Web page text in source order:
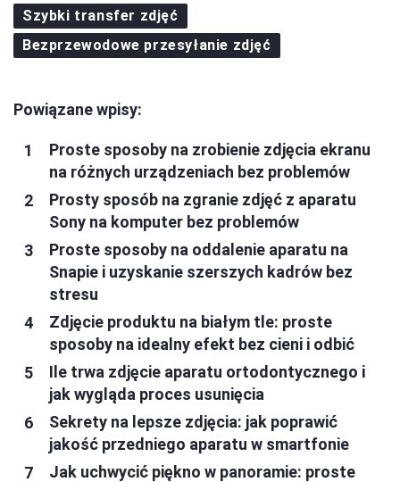
Szybki transfer zdjęć
Bezprzewodowe przesyłanie zdjęć
Powiązane wpisy:
Proste sposoby na zrobienie zdjęcia ekranu
na różnych urządzeniach bez problemów
Prosty sposób na zgranie zdjęć z aparatu
Sony na komputer bez problemów
Proste sposoby na oddalenie aparatu na
Snapie i uzyskanie szerszych kadrów bez
stresu
Zdjęcie produktu na białym tle: proste
sposoby na idealny efekt bez cieni i odbić
Ile trwa zdjęcie aparatu ortodontycznego i
jak wygląda proces usunięcia
Sekrety na lepsze zdjęcia: jak poprawić
jakość przedniego aparatu w smartfonie
Jak uchwycić piękno w panoramie: proste